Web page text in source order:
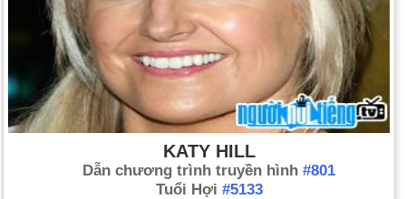
KATY HILL
Dẫn chương trình truyền hình #801
Tuổi Hợi #5133